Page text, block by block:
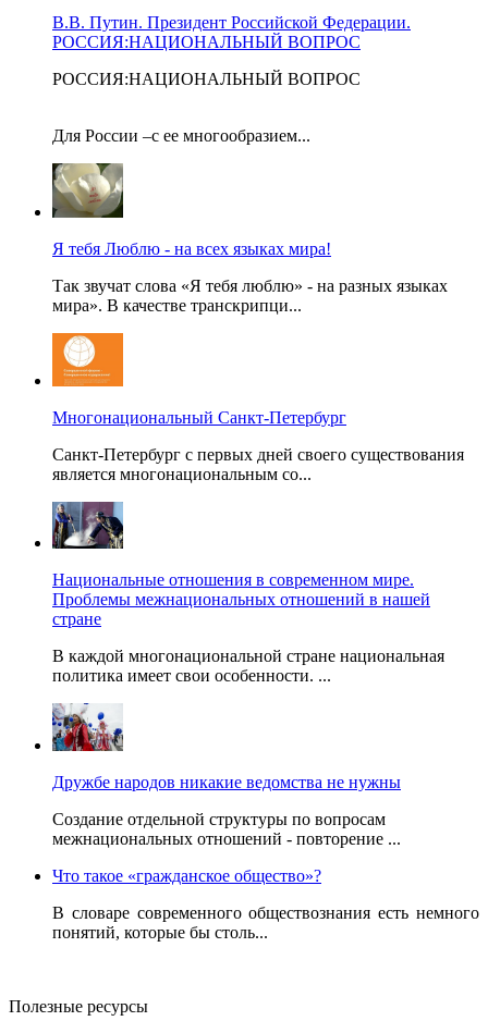
В.В. Путин. Президент Российской Федерации.
РОССИЯ:НАЦИОНАЛЬНЫЙ ВОПРОС
РОССИЯ:НАЦИОНАЛЬНЫЙ ВОПРОС
Для России –с ее многообразием...
Я тебя Люблю - на всех языках мира!
Так звучат слова «Я тебя люблю» - на разных языках
мира». В качестве транскрипци...
Многонациональный Санкт-Петербург
Санкт-Петербург с первых дней своего существования
является многонациональным со...
Национальные отношения в современном мире.
Проблемы межнациональных отношений в нашей
стране
В каждой многонациональной стране национальная
политика имеет свои особенности. ...
Дружбе народов никакие ведомства не нужны
Создание отдельной структуры по вопросам
межнациональных отношений - повторение ...
Что такое «гражданское общество»?
В словаре современного обществознания есть немного
понятий, которые бы столь...
Полезные ресурсы